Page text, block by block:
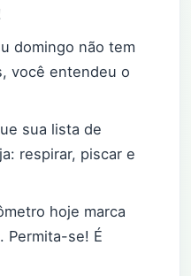
domingo não tem
você entendeu o
sua lista de
respirar, piscar e
hoje marca
Permita-se! É